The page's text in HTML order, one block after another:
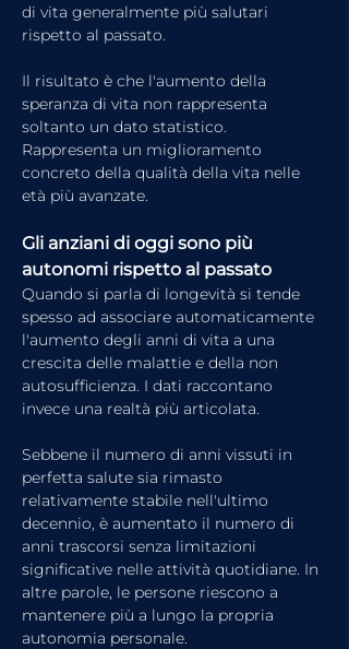
di vita generalmente più salutari
rispetto al passato.
Il risultato è che l'aumento della
speranza di vita non rappresenta
soltanto un dato statistico.
Rappresenta un miglioramento
concreto della qualità della vita nelle
età più avanzate.
Gli anziani di oggi sono più
autonomi rispetto al passato
Quando si parla di longevità si tende
spesso ad associare automaticamente
l'aumento degli anni di vita a una
crescita delle malattie e della non
autosufficienza. I dati raccontano
invece una realtà più articolata.
Sebbene il numero di anni vissuti in
perfetta salute sia rimasto
relativamente stabile nell'ultimo
decennio, è aumentato il numero di
anni trascorsi senza limitazioni
significative nelle attività quotidiane. In
altre parole, le persone riescono a
mantenere più a lungo la propria
autonomia personale.